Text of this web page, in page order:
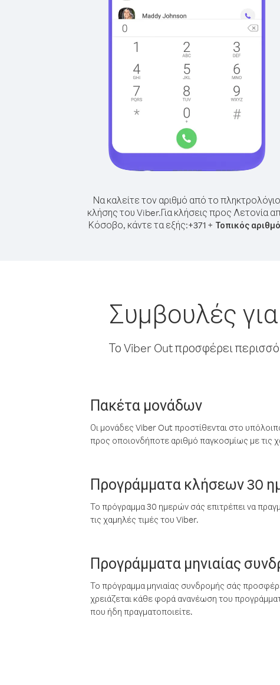
Να καλείτε τον αριθμό από το πληκτρολόγιο
κλήσης του Viber.Για κλήσεις προς Λετονία
Κόσοβο, κάντε τα εξής:+371 + Τοπικός
Συμβουλές
Το Viber Out προσφέρει
Πακέτα μονάδων
Οι μονάδες Viber Out προστίθενται στο
προς οποιονδήποτε αριθμό παγκοσμίως με τις
Προγράμματα κλήσεων 30
Το πρόγραμμα 30 ημερών σάς επιτρέπει να
τις χαμηλές τιμές του Viber.
Προγράμματα μηνιαίας
Το πρόγραμμα μηνιαίας συνδρομής σάς
χρειάζεται κάθε φορά ανανέωση του
που ήδη πραγματοποιείτε.